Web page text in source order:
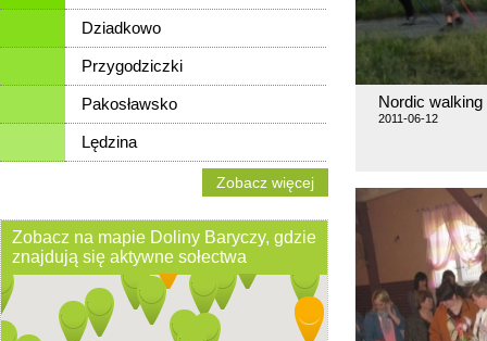
Dziadkowo
Przygodziczki
Pakosławsko
Lędzina
Zobacz więcej
Zobacz na mapie Doliny Baryczy, gdzie
znajdują się aktywne sołectwa
Nordic
2011-06-12